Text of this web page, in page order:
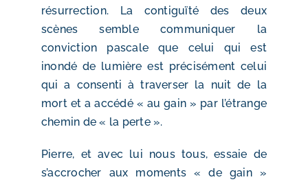
résurrection. La contiguïté des deux
scènes semble communiquer la
conviction pascale que celui qui est
inondé de lumière est précisément celui
qui a consenti à traverser la nuit de la
mort et a accédé « au gain » par l’étrange
chemin de « la perte ».
Pierre, et avec lui nous tous, essaie de
s’accrocher aux moments « de gain »